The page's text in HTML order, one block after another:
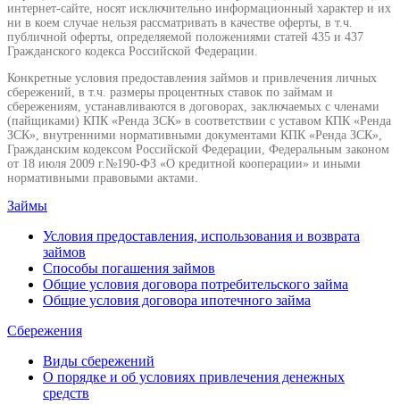
интернет-сайте, носят исключительно информационный характер и их
ни в коем случае нельзя рассматривать в качестве оферты, в т.ч.
публичной оферты, определяемой положениями статей 435 и 437
Гражданского кодекса Российской Федерации.
Конкретные условия предоставления займов и привлечения личных
сбережений, в т.ч. размеры процентных ставок по займам и
сбережениям, устанавливаются в договорах, заключаемых с членами
(пайщиками) КПК «Ренда ЗСК» в соответствии с уставом КПК «Ренда
ЗСК», внутренними нормативными документами КПК «Ренда ЗСК»,
Гражданским кодексом Российской Федерации, Федеральным законом
от 18 июля 2009 г.№190-ФЗ «О кредитной кооперации» и иными
нормативными правовыми актами.
Займы
Условия предоставления, использования и возврата
займов
Способы погашения займов
Общие условия договора потребительского займа
Общие условия договора ипотечного займа
Сбережения
Виды сбережений
О порядке и об условиях привлечения денежных
средств